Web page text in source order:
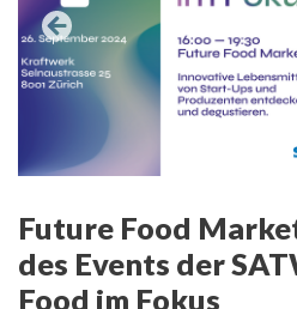
Future Food
des Events der
Food im Fokus